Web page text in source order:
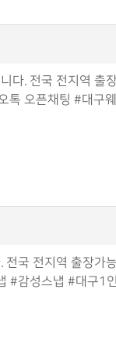
. 전국 전지역 출
톡 오픈채팅 #대구
국 전지역 출장가
감성스냅 #대구1